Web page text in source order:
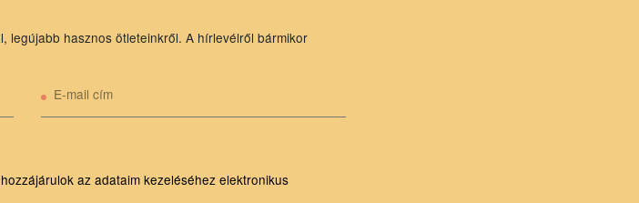
legújabb hasznos ötleteinkről. A hírlevélről bármikor
E-mail cím
az adataim kezeléséhez elektronikus